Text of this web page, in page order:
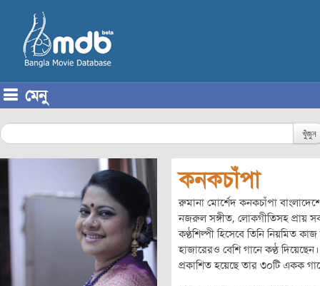
মেনু
খুঁজুন
কনকচাঁপা
রুমানা মোর্শেদ কনকচাঁপা
নজরুল সঙ্গীত, লোকগীতিসহ প্রায়
কণ্ঠশিল্পী হিসেবে তিনি নিয়মিত
হাজারেরও বেশি গানে কণ্ঠ দিয়েছেন।
প্রকাশিত হয়েছে তার ৩০টি একক